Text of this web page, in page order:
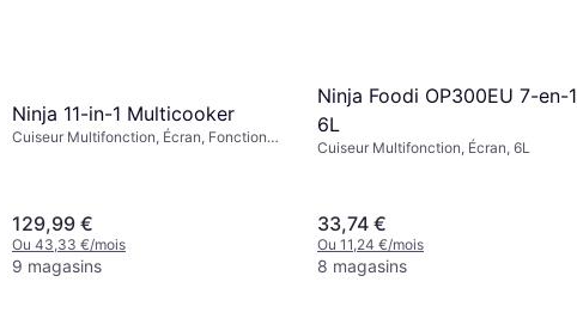
Ninja 11-in-1 Multicooker
Cuiseur Multifonction, Écran, Fonction
129,99 €
Ou 43,33 €/mois
9 magasins
Ninja Foodi OP300EU 7-en-1
6L
Cuiseur Multifonction, Écran, 6L
33,74 €
Ou 11,24 €/mois
8 magasins